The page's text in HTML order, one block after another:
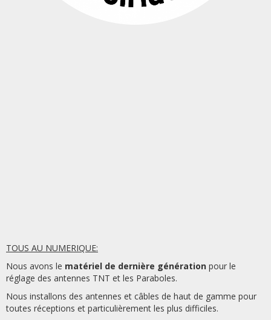
TOUS AU NUMERIQUE:
Nous avons le matériel de dernière génération pour le
réglage des antennes TNT et les Paraboles.
Nous installons des antennes et câbles de haut de gamme pour
toutes réceptions et particulièrement les plus difficiles.